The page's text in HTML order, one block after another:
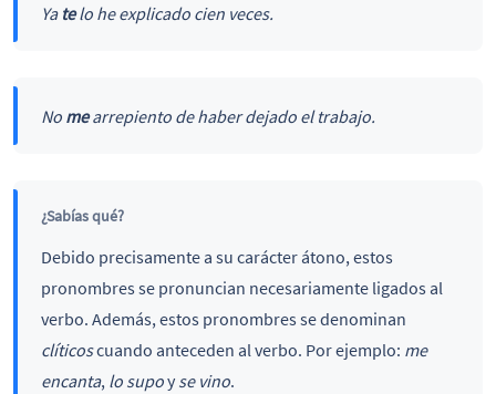
Ya telo he explicado cien veces.
No mearrepiento de haber dejado el trabajo.
¿Sabías qué?
Debido precisamente a su carácter átono, estos
pronombres se pronuncian necesariamente ligados al
verbo. Además, estos pronombres se denominan
clíticoscuando anteceden al verbo. Por ejemplo: me
encanta, lo supoyse vino.